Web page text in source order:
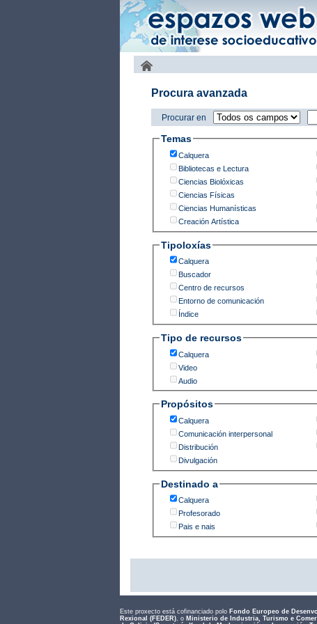
Procura avanzada
Procurar en
Temas
Calquera
Bibliotecas e Lectura
Ciencias Biolóxicas
Ciencias Físicas
Ciencias Humanísticas
Creación Artística
Tipoloxías
Calquera
Buscador
Centro de recursos
Entorno de comunicación
Índice
Tipo de recursos
Calquera
Video
Audio
Propósitos
Calquera
Comunicación interpersonal
Distribución
Divulgación
Destinado a
Calquera
Profesorado
Pais e nais
Este proxecto está cofinanciado polo Fondo Europeo de
Rexional (FEDER), o Ministerio de Industria, Turismo e